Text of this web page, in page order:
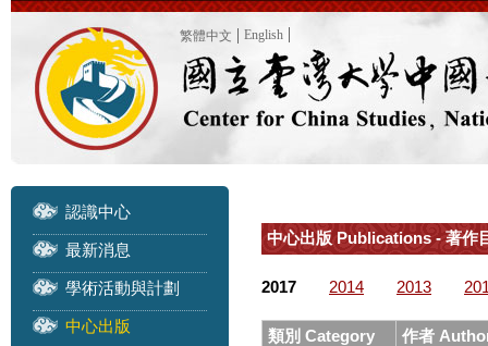
繁體中文 English
認識中心
最新消息
學術活動與計劃
中心出版
中心出版 Publications - 著
2017 2014 2013
類別 Category 作者